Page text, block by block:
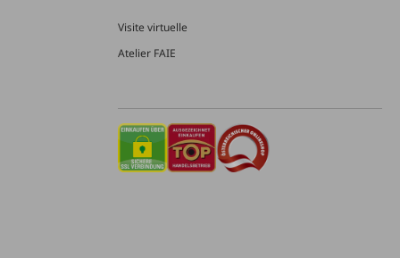
Visite virtuelle
Atelier FAIE